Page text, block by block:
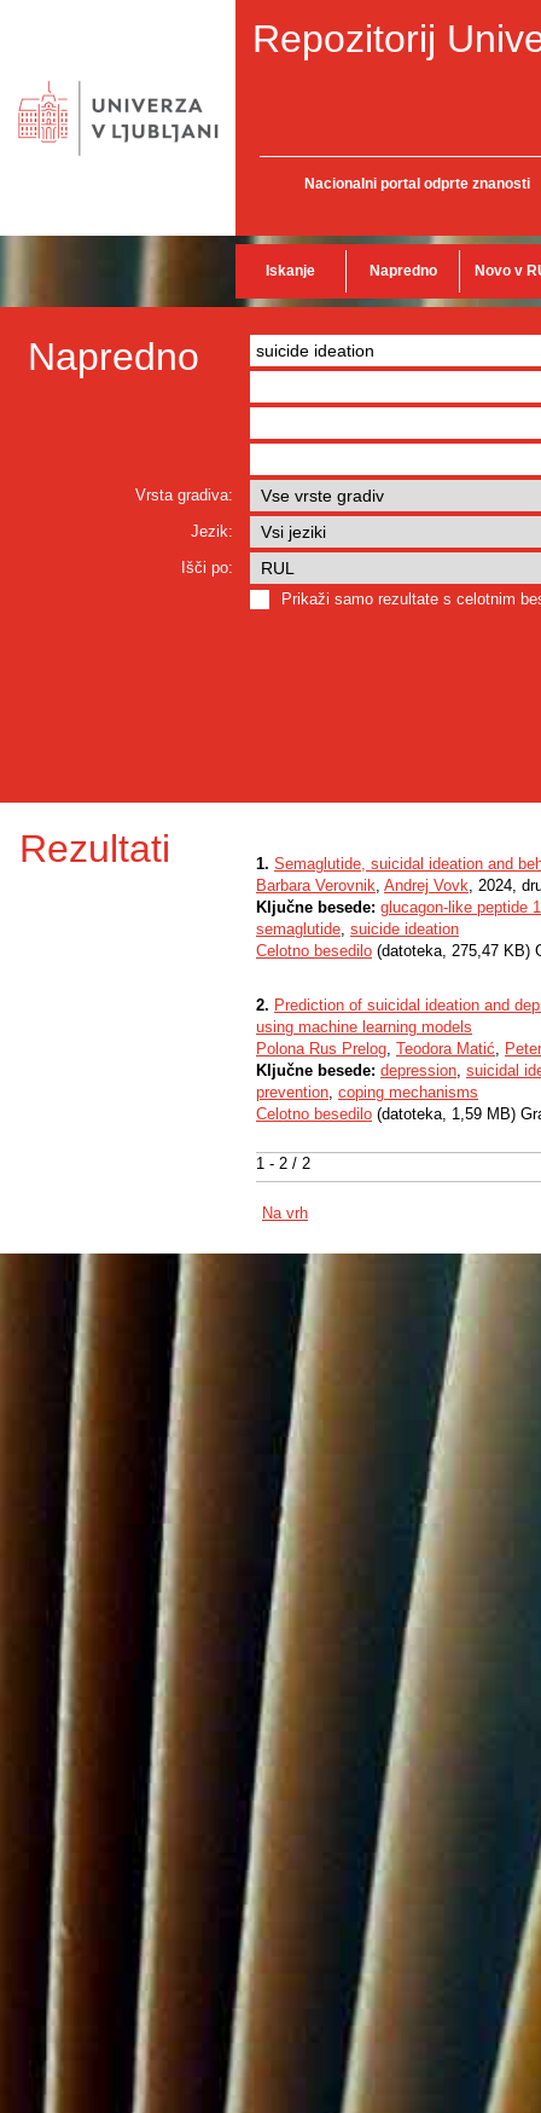
Repozitorij
Nacionalni portal odprte znanosti
Iskanje Napredno Novo v
Napredno
Vrsta gradiva:
Jezik:
Išči po:
Prikaži samo rezultate s celotnim
Rezultati
1 - 2 / 2
1. Semaglutide, suicidal ideation and
Barbara Verovnik, Andrej Vovk, 2024,
Ključne besede: glucagon-like peptide
semaglutide, suicide ideation
Celotno besedilo (datoteka, 275,47 KB)
2. Prediction of suicidal ideation and
using machine learning models
Polona Rus Prelog, Teodora Matić,
Ključne besede: depression, suicidal
prevention, coping mechanisms
Celotno besedilo (datoteka, 1,59 MB)
Na vrh